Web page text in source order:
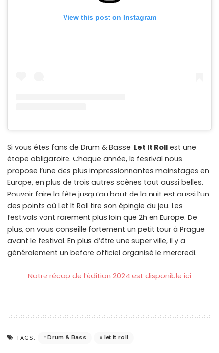
View this post on Instagram
Si vous êtes fans de Drum & Basse, Let It Roll est une
étape obligatoire. Chaque année, le festival nous
propose l’une des plus impressionnantes mainstages en
Europe, en plus de trois autres scènes tout aussi belles.
Pouvoir faire la fête jusqu’au bout de la nuit est aussi l’un
des points où Let It Roll tire son épingle du jeu. Les
festivals vont rarement plus loin que 2h en Europe. De
plus, on vous conseille fortement un petit tour à Prague
avant le festival. En plus d’être une super ville, il y a
généralement un before officiel organisé le mercredi.
Notre récap de l’édition 2024 est disponible ici
TAGS: Drum & Bass let it roll